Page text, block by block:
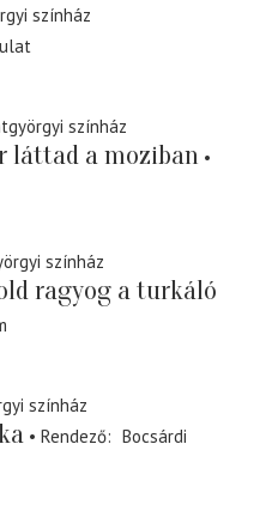
színház
színház
láttad a moziban
színház
ragyog a turkáló
színház
Rendező
Bocsárdi